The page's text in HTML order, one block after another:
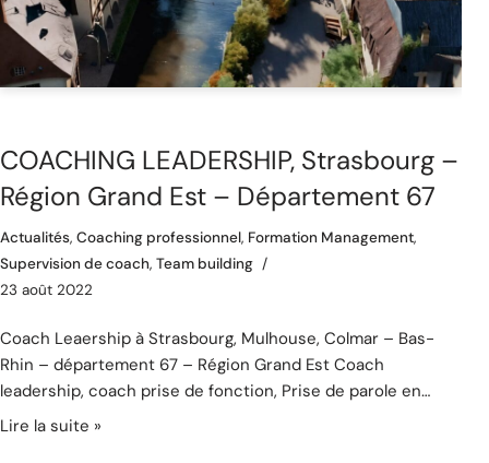
COACHING LEADERSHIP, Strasbourg –
Région Grand Est – Département 67
Actualités, Coaching professionnel, Formation Management,
Supervision de coach, Team building
23 août 2022
Coach Leaership à Strasbourg, Mulhouse, Colmar – Bas-
Rhin – département 67 – Région Grand Est Coach
leadership, coach prise de fonction, Prise de parole en…
Lire la suite »